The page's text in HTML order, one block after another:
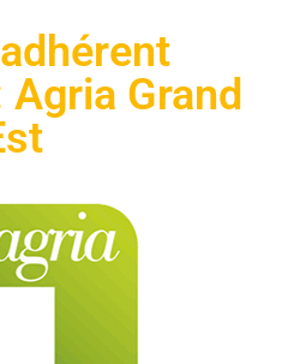
Grand